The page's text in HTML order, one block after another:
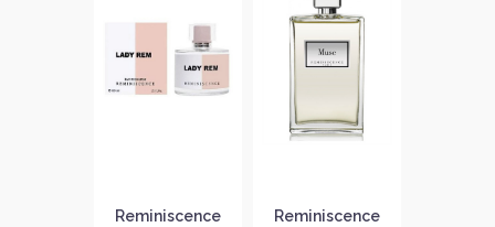
Reminiscence
Reminiscence